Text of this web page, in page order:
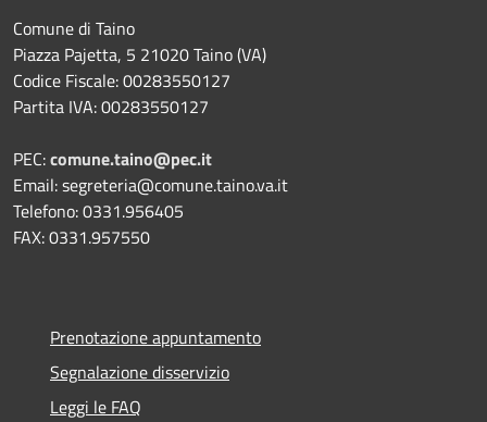
Comune di Taino
Piazza Pajetta, 5 21020 Taino (VA)
Codice Fiscale: 00283550127
Partita IVA: 00283550127
PEC:comune.taino@pec.it
Email: segreteria@comune.taino.va.it
Telefono: 0331.956405
FAX: 0331.957550
Prenotazione appuntamento
Segnalazione disservizio
Leggi le FAQ